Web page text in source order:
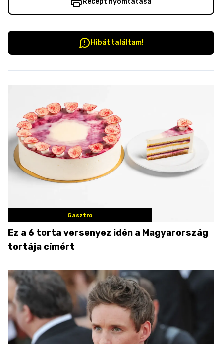
Recept nyomtatása
Hibát találtam!
Gasztro
Ez a 6 torta versenyez idén a Magyarország
tortája címért